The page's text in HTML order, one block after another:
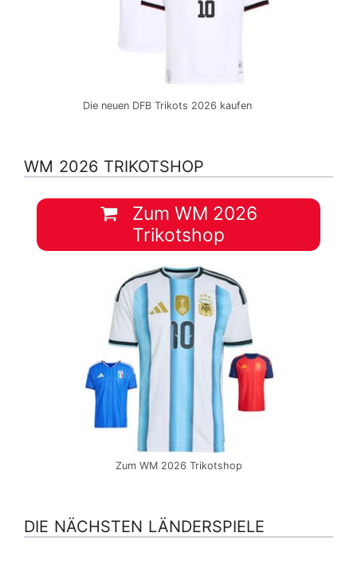
Die neuen DFB Trikots 2026 kaufen
WM 2026 TRIKOTSHOP
Zum WM 2026
Trikotshop
Zum WM 2026 Trikotshop
DIE NÄCHSTEN LÄNDERSPIELE